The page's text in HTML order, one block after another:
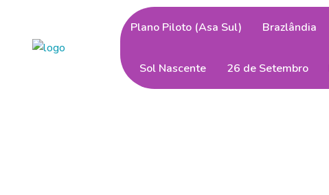
Plano Piloto (Asa Sul) Brazlândia
Sol Nascente 26 de Setembro